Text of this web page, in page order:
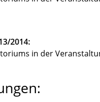
2014:
in der